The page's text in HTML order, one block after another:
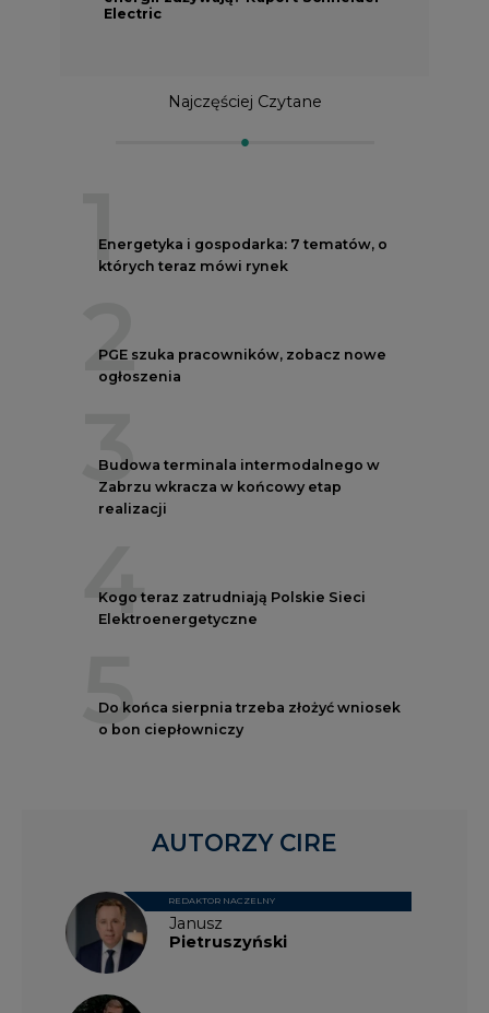
Electric
Najczęściej Czytane
1
Energetyka i gospodarka: 7 tematów, o
których teraz mówi rynek
2
PGE szuka pracowników, zobacz nowe
ogłoszenia
3
Budowa terminala intermodalnego w
Zabrzu wkracza w końcowy etap
realizacji
4
Kogo teraz zatrudniają Polskie Sieci
Elektroenergetyczne
5
Do końca sierpnia trzeba złożyć wniosek
o bon ciepłowniczy
Janusz
Pietruszyński
REDAKTOR NACZELNY
AUTORZY CIRE